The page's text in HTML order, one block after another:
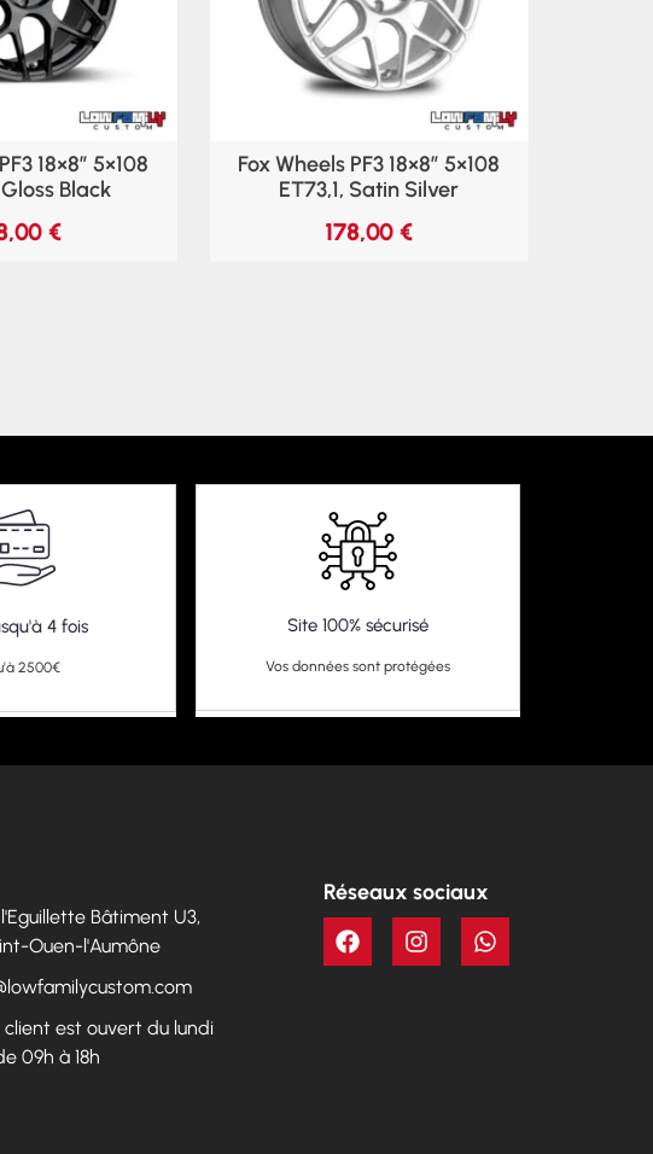
18×8″ 5×108
Black
€
Fox Wheels PF3 18×8″ 5×108
ET73,1, Satin Silver
178,00€
4 fois
2500€
Site 100% sécurisé
Vos données sont protégées
l'Eguillette Bâtiment U3,
Ouen-l'Aumône
client est ouvert du lundi
09h à 18h
Réseaux sociaux